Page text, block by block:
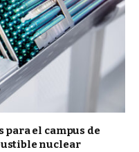
para el campus de
nuclear